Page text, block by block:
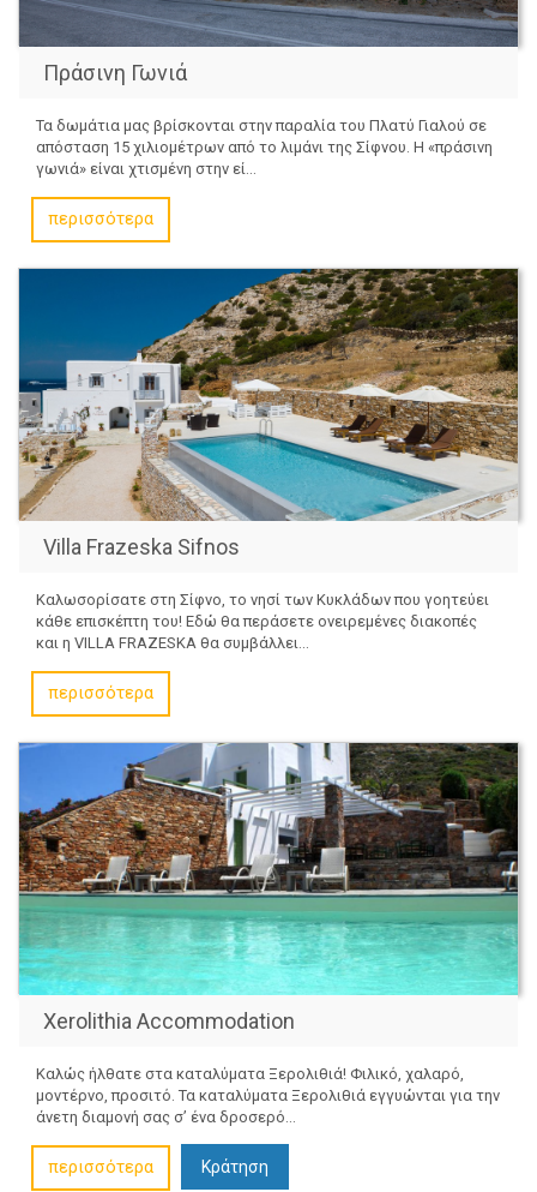
Πράσινη Γωνιά
Τα δωμάτια μας βρίσκονται στην παραλία του Πλατύ Γιαλού σε
απόσταση 15 χιλιομέτρων από το λιμάνι της Σίφνου. Η «πράσινη
γωνιά» είναι χτισμένη στην εί...
περισσότερα
Villa Frazeska Sifnos
Καλωσορίσατε στη Σίφνο, το νησί των Κυκλάδων που γοητεύει
κάθε επισκέπτη του! Εδώ θα περάσετε ονειρεμένες διακοπές
και η VILLA FRAZESKA θα συμβάλλει...
περισσότερα
Xerolithia Accommodation
Καλώς ήλθατε στα καταλύματα Ξερολιθιά! Φιλικό, χαλαρό,
μοντέρνο, προσιτό. Τα καταλύματα Ξερολιθιά εγγυώνται για την
άνετη διαμονή σας σ’ ένα δροσερό...
περισσότερα Κράτηση